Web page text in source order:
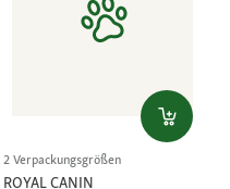
2 Verpackungsgrößen
ROYAL CANIN